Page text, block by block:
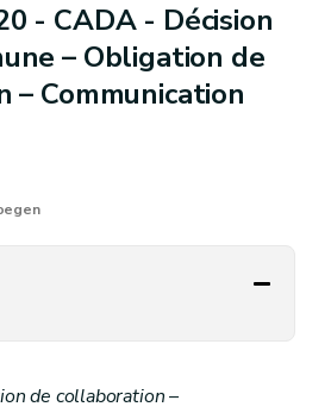
- CADA - Décision
– Obligation de
– Communication
de collaboration –